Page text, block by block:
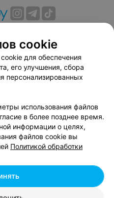
Способы оплаты
сервиса
соглашение
сотрудничества
relax.by
cookie
данных
регистрирующий орган -
cookie
для обеспечения
его улучшения, сбора
персонализированных
использования файлов
в более позднее время.
информации о целях,
файлов cookie вы
Политикой обработки